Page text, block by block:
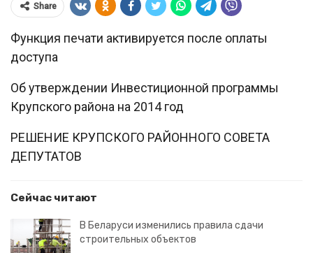
Share
Функция печати активируется после оплаты
доступа
Об утверждении Инвестиционной программы
Крупского района на 2014 год
РЕШЕНИЕ КРУПСКОГО РАЙОННОГО СОВЕТА
ДЕПУТАТОВ
Сейчас читают
В Беларуси изменились правила сдачи
строительных объектов